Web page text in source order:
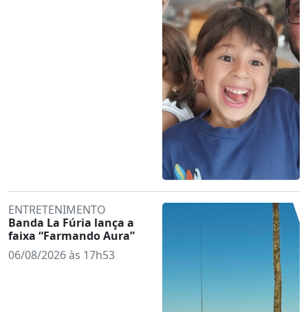
ENTRETENIMENTO
Banda La Fúria lança a
faixa “Farmando Aura”
06/08/2026 às 17h53